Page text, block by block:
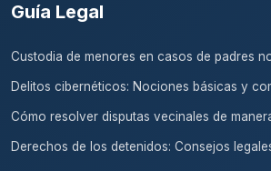
Guía Legal
Custodia de menores en casos de padres
Delitos cibernéticos: Nociones básicas y
Cómo resolver disputas vecinales de
Derechos de los detenidos: Consejos